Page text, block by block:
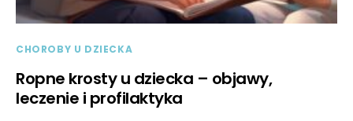
CHOROBY U DZIECKA
Ropne krosty u dziecka – objawy,
leczenie i profilaktyka